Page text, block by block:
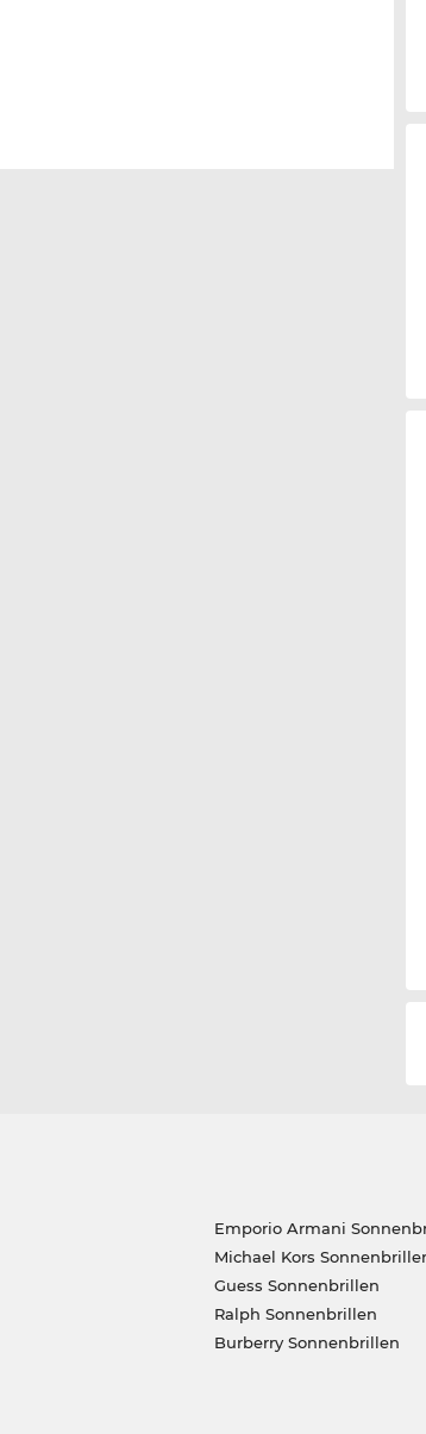
Emporio Armani
Michael Kors
Guess Sonnenbrillen
Ralph Sonnenbrillen
Burberry Sonnenbrillen